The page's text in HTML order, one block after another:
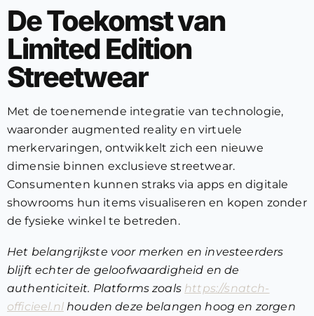
De Toekomst van
Limited Edition
Streetwear
Met de toenemende integratie van technologie,
waaronder augmented reality en virtuele
merkervaringen, ontwikkelt zich een nieuwe
dimensie binnen exclusieve streetwear.
Consumenten kunnen straks via apps en digitale
showrooms hun items visualiseren en kopen zonder
de fysieke winkel te betreden.
Het belangrijkste voor merken en investeerders
blijft echter de geloofwaardigheid en de
authenticiteit. Platforms zoals https://snatch-
officieel.nlhouden deze belangen hoog en zorgen